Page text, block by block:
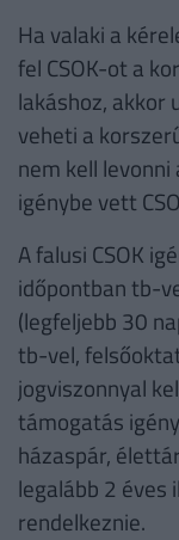
Ha valaki a
fel CSOK-ot a
lakáshoz, akkor
veheti a
nem kell
igénybe vett
A falusi CSOK
időpontban tb-
(legfeljebb 30
tb-vel,
jogviszonnyal
támogatás
házaspár,
legalább 2 éves
rendelkeznie.